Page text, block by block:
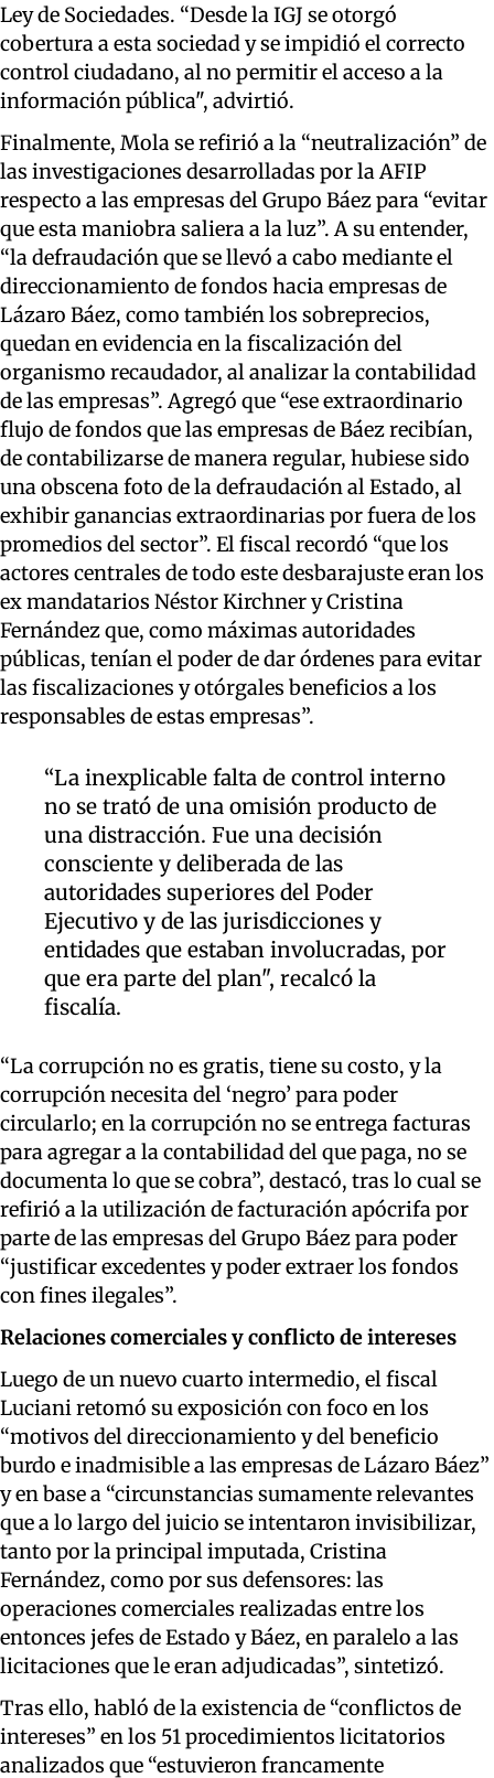
Ley de Sociedades. “Desde la IGJ se otorgó
cobertura a esta sociedad y se impidió el correcto
control ciudadano, al no permitir el acceso a la
información pública", advirtió.
Finalmente, Mola se refirió ala “neutralización” de
las investigaciones desarrolladas por la AFIP
respecto alas empresas del Grupo Báezpara “evitar
que esta maniobra saliera a la luz”. A su entender,
“la defraudación que se llevó a cabo mediante el
direccionamiento de fondos hacia empresas de
Lázaro Báez, como también los sobreprecios,
quedan en evidencia en la fiscalización del
organismo recaudador, al analizar la contabilidad
de las empresas”.Agregó que “ese extraordinario
flujo de fondos que las empresas de Báez recibían,
de contabilizarse de manera regular, hubiese sido
una obscena foto de la defraudación al Estado, al
exhibir ganancias extraordinarias por fuera de los
promedios del sector”. El fiscalrecordó “que los
actores centrales de todo este desbarajuste eranlos
ex mandatarios Néstor Kirchner y Cristina
Fernández que, como máximas autoridades
públicas, tenían el poder de dar órdenes para evitar
las fiscalizaciones y otórgales beneficios a los
responsables de estas empresas”.
“La inexplicable falta de control interno
no se trató de una omisión producto de
una distracción. Fue una decisión
consciente y deliberada de las
autoridades superiores del Poder
Ejecutivo y de las jurisdicciones y
entidades que estaban involucradas, por
que era parte del plan", recalcó la
fiscalía.
“La corrupción no es gratis, tiene su costo, y la
corrupción necesita del ‘negro’ para poder
circularlo; en la corrupción no se entrega facturas
para agregar a la contabilidad del que paga, no se
documenta lo que se cobra”, destacó, tras lo cual se
refirió a la utilización de facturación apócrifa por
parte de las empresas del Grupo Báez para poder
“justificar excedentes ypoderextraer los fondos
con fines ilegales”.
Relaciones comercialesy conflicto de intereses
Luego de un nuevo cuarto intermedio, el fiscal
Lucianiretomó su exposicióncon foco enlos
“motivos del direccionamiento y del beneficio
burdo e inadmisible a las empresas de Lázaro Báez”
y en base a “circunstancias sumamente relevantes
que a lo largo del juicio se intentaron invisibilizar,
tanto por la principal imputada, Cristina
Fernández, como por sus defensores: las
operaciones comerciales realizadas entre los
entonces jefes de Estado y Báez, en paralelo a las
licitaciones que le eran adjudicadas”, sintetizó.
Tras ello, habló de laexistencia de “conflictos de
intereses” en los 51 procedimientos licitatorios
analizados que “estuvieron francamente